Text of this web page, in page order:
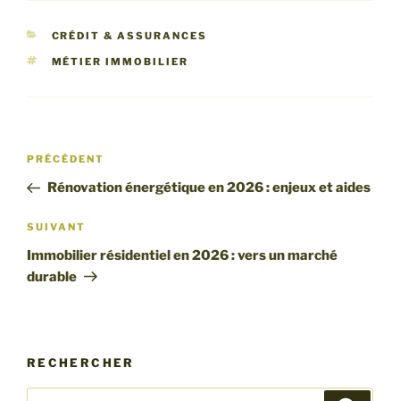
CATÉGORIES
CRÉDIT & ASSURANCES
ÉTIQUETTES
MÉTIER IMMOBILIER
Navigation
l’article
Article
précédent
PRÉCÉDENT
Rénovation énergétique en 2026 : enjeux et aides
Article
suivant
SUIVANT
Immobilier résidentiel en 2026 : vers un marché
durable
RECHERCHER